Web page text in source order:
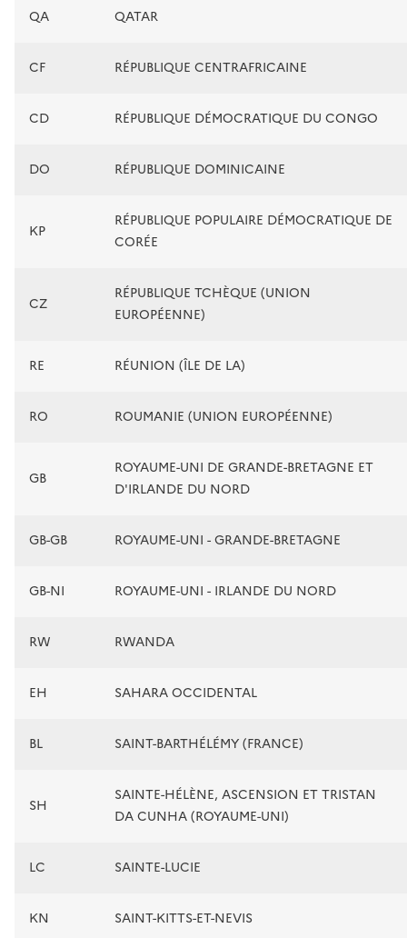
QA QATAR
CF RÉPUBLIQUE CENTRAFRICAINE
CD RÉPUBLIQUE DÉMOCRATIQUE DU CONGO
DO RÉPUBLIQUE DOMINICAINE
KP
RÉPUBLIQUE POPULAIRE DÉMOCRATIQUE DE
CORÉE
CZ
RÉPUBLIQUE TCHÈQUE (UNION
EUROPÉENNE)
RE RÉUNION (ÎLE DE LA)
RO ROUMANIE (UNION EUROPÉENNE)
GB
ROYAUME-UNI DE GRANDE-BRETAGNE ET
D'IRLANDE DU NORD
GB-GB ROYAUME-UNI - GRANDE-BRETAGNE
GB-NI ROYAUME-UNI - IRLANDE DU NORD
RW RWANDA
EH SAHARA OCCIDENTAL
BL SAINT-BARTHÉLÉMY (FRANCE)
SH
SAINTE-HÉLÈNE, ASCENSION ET TRISTAN
DA CUNHA (ROYAUME-UNI)
LC SAINTE-LUCIE
KN SAINT-KITTS-ET-NEVIS